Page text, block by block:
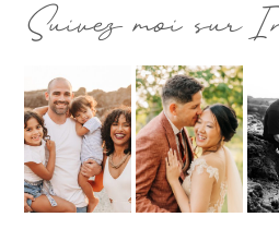
Suivez moi sur